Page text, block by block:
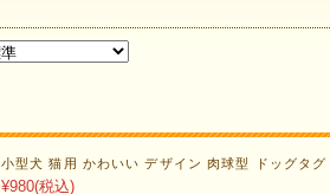
小型犬 猫用 かわいい デザイン 肉球型 ドッグタグ
¥980(税込)